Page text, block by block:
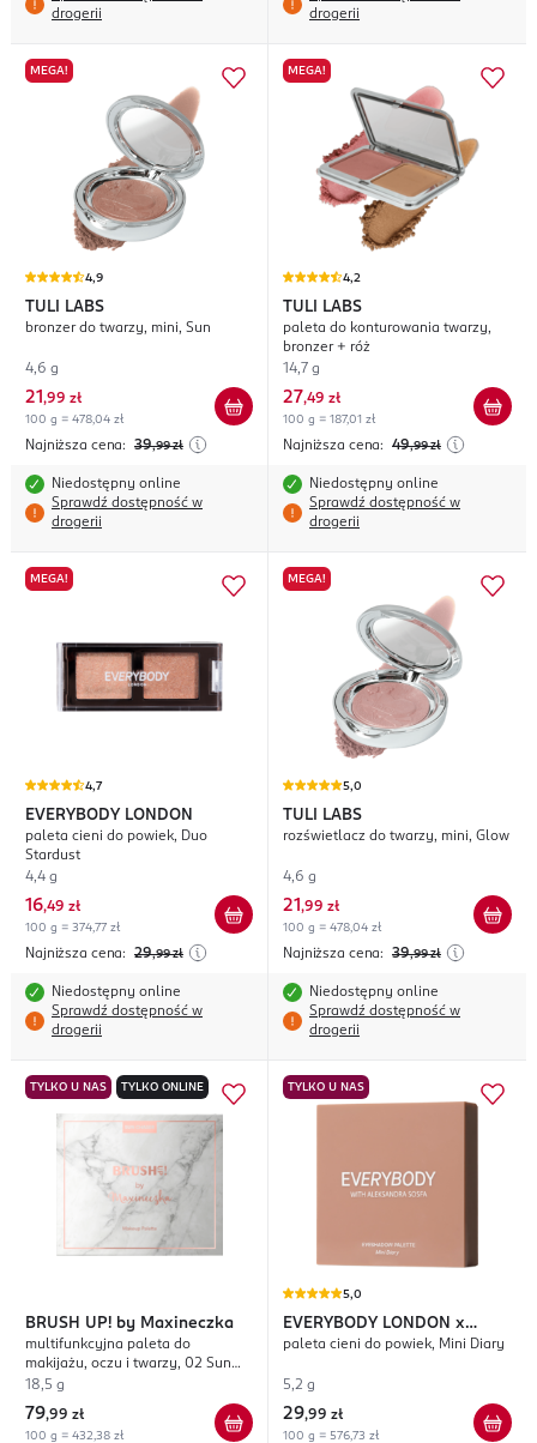
drogerii
drogerii
MEGA!
4,9
TULI LABS
bronzer do twarzy, mini, Sun
4,6 g
21 ,99 zł
100 g = 478,04 zł
Najniższa cena: 39,99 zł
Niedostępny online
Sprawdź dostępność w
drogerii
MEGA!
4,2
TULI LABS
paleta do konturowania twarzy,
bronzer + róż
14,7 g
27,49 zł
100 g = 187,01 zł
Najniższa cena: 49,99 zł
Niedostępny online
Sprawdź dostępność w
drogerii
MEGA!
4,7
EVERYBODY LONDON
paleta cieni do powiek, Duo
Stardust
4,4 g
16,49 zł
100 g = 374,77 zł
Najniższa cena: 29,99 zł
Niedostępny online
Sprawdź dostępność w
drogerii
MEGA!
5,0
TULI LABS
rozświetlacz do twarzy, mini, Glow
4,6 g
21 ,99 zł
100 g = 478,04 zł
Najniższa cena: 39,99 zł
Niedostępny online
Sprawdź dostępność w
drogerii
TYLKO U NAS TYLKO ONLINE
BRUSH UP! by Maxineczka
multifunkcyjna paleta do
makijażu, oczu i twarzy, 02 Sun
Chaser
18,5 g
79,99 zł
100 g = 432,38 zł
TYLKO U NAS
5,0
EVERYBODY LONDON x
Aleksandra Sosfa
paleta cieni do powiek, Mini Diary
5,2 g
29,99 zł
100 g = 576,73 zł